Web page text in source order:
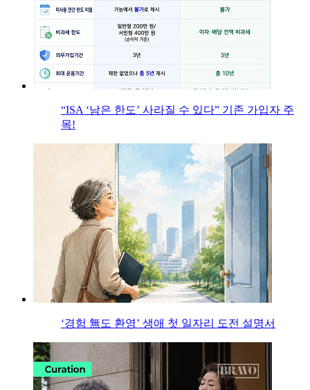
“ISA ‘남은 한도’ 사라질 수 있다” 기존 가입자 주
목!
‘경험 無도 환영’ 생애 첫 일자리 도전 설명서